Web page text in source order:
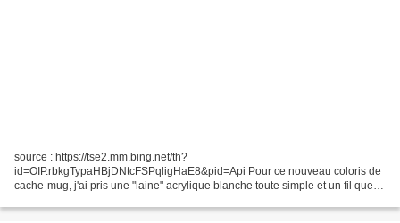
source : https://tse2.mm.bing.net/th?
id=OIP.rbkgTypaHBjDNtcFSPqligHaE8&pid=Api Pour ce nouveau coloris de
cache-mug, j'ai pris une "laine" acrylique blanche toute simple et un fil que